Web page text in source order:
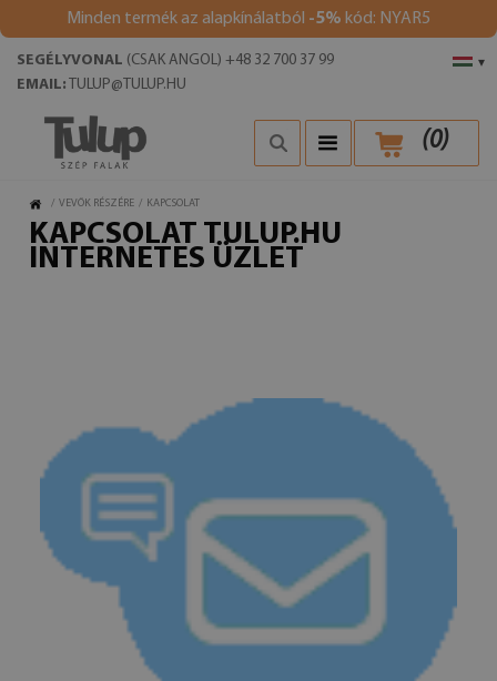
Minden termék az alapkínálatból -5% kód: NYAR5
▾
SEGÉLYVONAL (CSAK ANGOL) +48 32 700 37 99
EMAIL: TULUP@TULUP.HU
(0)
/ VEVŐK RÉSZÉRE / KAPCSOLAT
KAPCSOLAT TULUP.HU
INTERNETES ÜZLET